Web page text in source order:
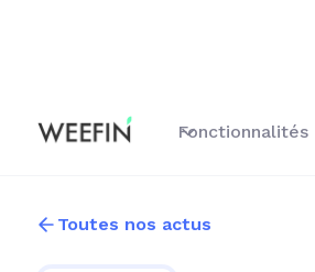
Fonctionnalités
Toutes nos actus